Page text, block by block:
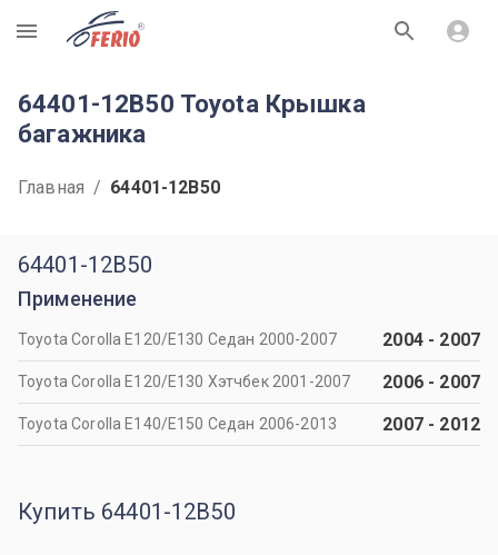
R
64401-12B50 Toyota Крышка
багажника
Главная / 64401-12B50
64401-12B50
Применение
Toyota Corolla E120/E130 Седан 2000-2007 2004- 2007
Toyota Corolla E120/E130 Хэтчбек 2001-2007 2006- 2007
Toyota Corolla E140/E150 Седан 2006-2013 2007- 2012
Купить 64401-12B50